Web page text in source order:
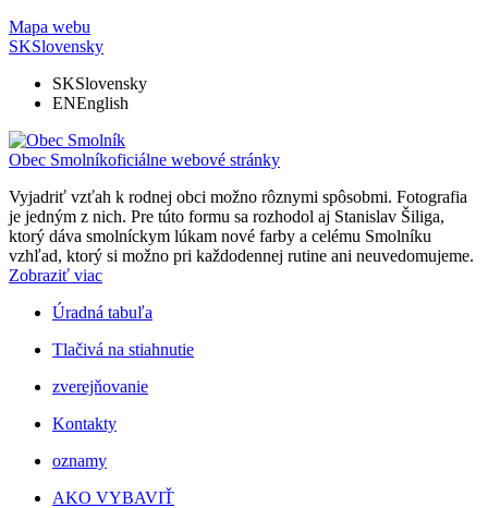
Mapa webu
SKSlovensky
SKSlovensky
ENEnglish
Obec Smolníkoficiálne webové stránky
Vyjadriť vzťah k rodnej obci možno rôznymi spôsobmi. Fotografia
je jedným z nich. Pre túto formu sa rozhodol aj Stanislav Šiliga,
ktorý dáva smolníckym lúkam nové farby a celému Smolníku
vzhľad, ktorý si možno pri každodennej rutine ani neuvedomujeme.
Zobraziť viac
Úradná tabuľa
Tlačivá na stiahnutie
zverejňovanie
Kontakty
oznamy
AKO VYBAVIŤ